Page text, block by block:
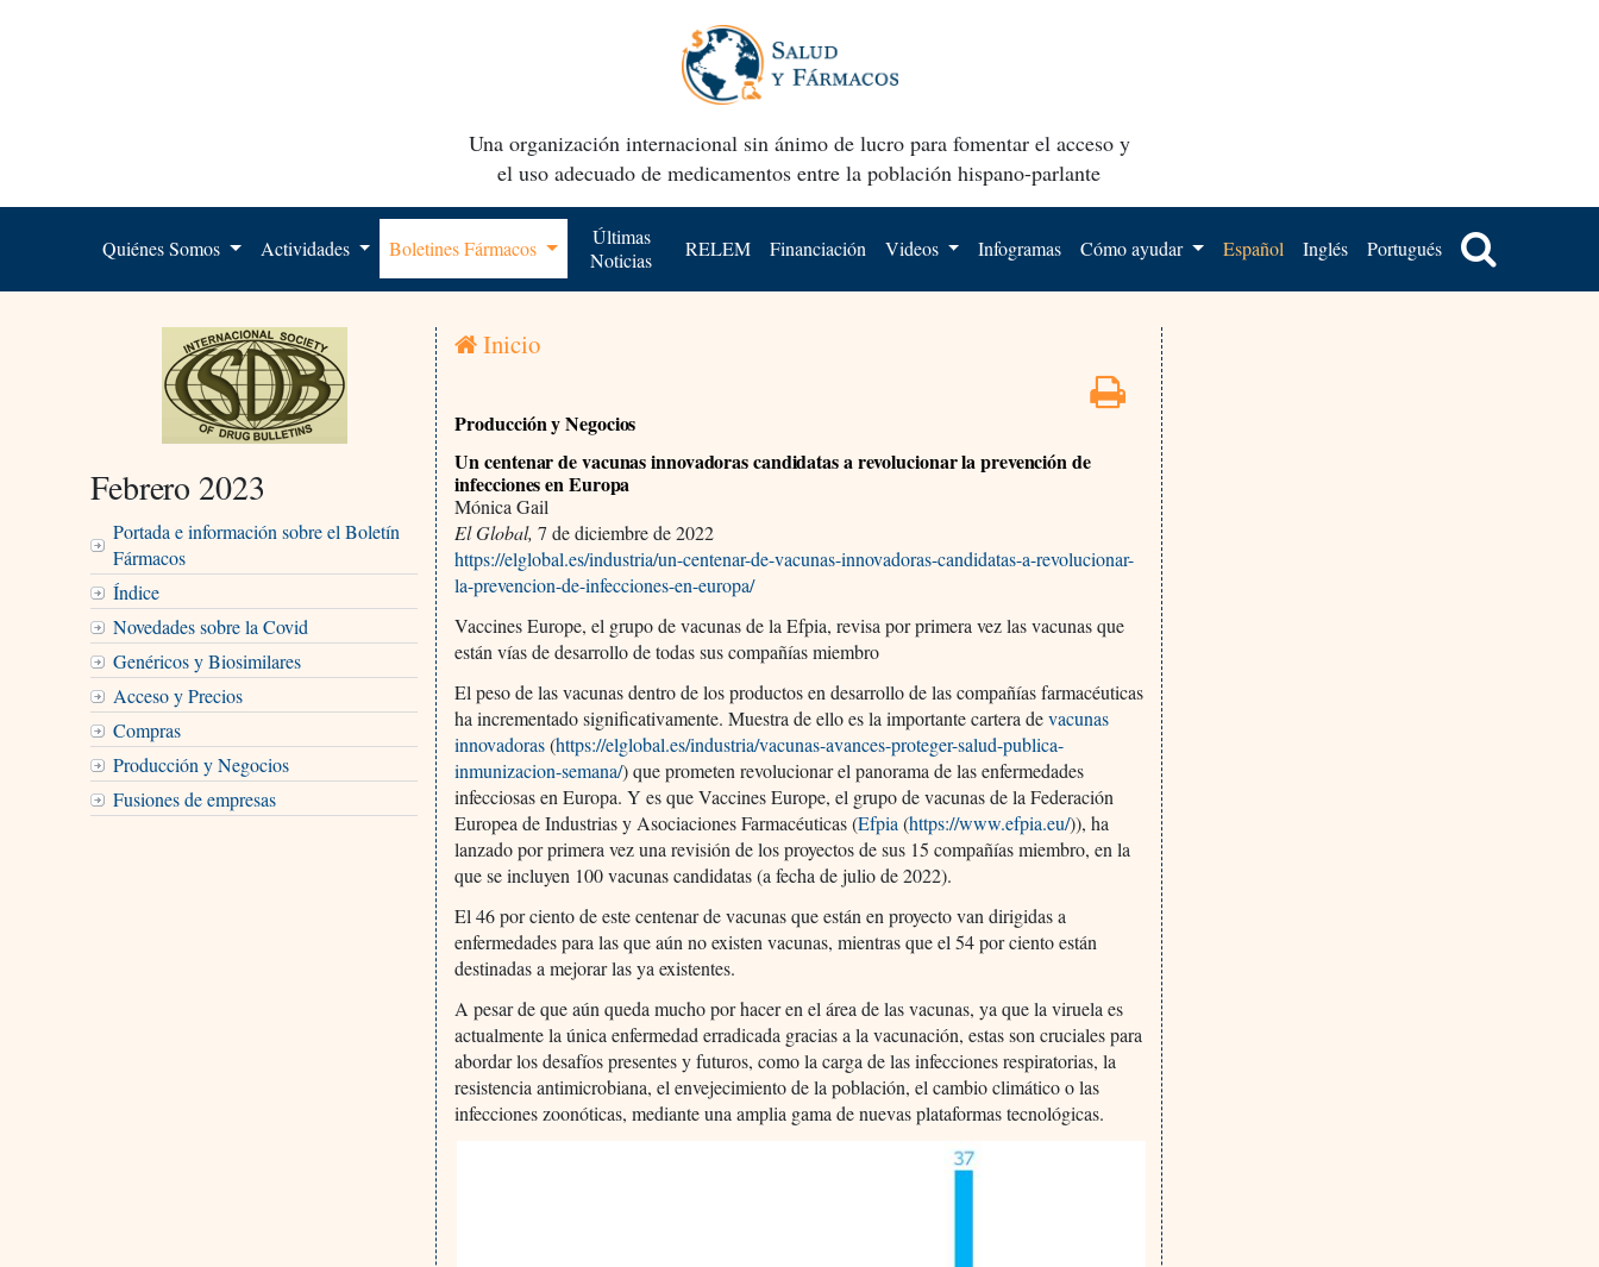
Una organización internacional sin ánimo de lucro para fomentar el acceso y
el uso adecuado de medicamentos entre la población hispano-parlante
Quiénes Somos Actividades Boletines Fármacos
Últimas
Noticias
RELEM Financiación Videos Infogramas Cómo ayudar Español Inglés Portugués
Febrero 2023
Portada e información sobre el Boletín
Fármacos
Índice
Novedades sobre la Covid
Genéricos y Biosimilares
Acceso y Precios
Compras
Producción y Negocios
Fusiones de empresas
Inicio
Producción y Negocios
Un centenar de vacunas innovadoras candidatas a revolucionar la prevención de
infecciones en Europa
Mónica Gail
El Global, 7 de diciembre de 2022
https://elglobal.es/industria/un-centenar-de-vacunas-innovadoras-candidatas-a-revolucionar-
la-prevencion-de-infecciones-en-europa/
Vaccines Europe, el grupo de vacunas de la Efpia, revisa por primera vez las vacunas que
están vías de desarrollo de todas sus compañías miembro
El peso de las vacunas dentro de los productos en desarrollo de las compañías farmacéuticas
ha incrementado significativamente. Muestra de ello es la importante cartera devacunas
innovadoras(https://elglobal.es/industria/vacunas-avances-proteger-salud-publica-
inmunizacion-semana/) que prometen revolucionar el panorama de las enfermedades
infecciosas en Europa. Y es que Vaccines Europe, el grupo de vacunas de la Federación
Europea de Industrias y Asociaciones Farmacéuticas (Efpia(https://www.efpia.eu/)), ha
lanzado por primera vez una revisión de los proyectos de sus 15 compañías miembro, en la
que se incluyen 100 vacunas candidatas (a fecha de julio de 2022).
El 46 por ciento de este centenar de vacunas que están en proyecto van dirigidas a
enfermedades para las que aún no existen vacunas, mientras que el 54 por ciento están
destinadas a mejorar las ya existentes.
A pesar de que aún queda mucho por hacer en el área de las vacunas, ya que la viruela es
actualmente la única enfermedad erradicada gracias a la vacunación, estas son cruciales para
abordar los desafíos presentes y futuros, como la carga de las infecciones respiratorias, la
resistencia antimicrobiana, el envejecimiento de la población, el cambio climático o las
infecciones zoonóticas, mediante una amplia gama de nuevas plataformas tecnológicas.